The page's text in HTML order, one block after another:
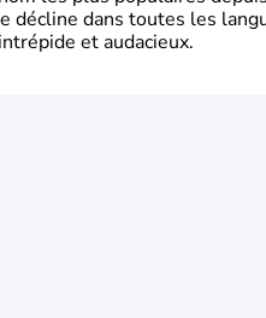
décline dans toutes les
et audacieux.